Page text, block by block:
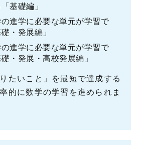
基礎編」
進学に必要な単元が学習で
・発展編」
進学に必要な単元が学習で
・発展・高校発展編」
たいこと」を最短で達成する
的に数学の学習を進められま